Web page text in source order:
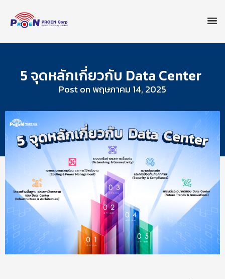
5 จุดหลักเกี่ยวกับ Data Center
Post on พฤษภาคม 14, 2025